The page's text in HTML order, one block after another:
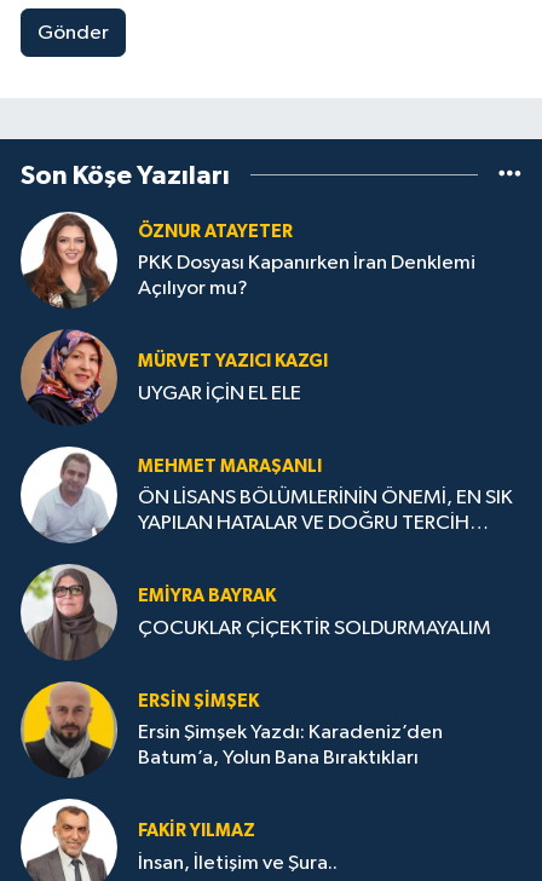
Gönder
Son Köşe Yazıları
ÖZNUR ATAYETER
PKK Dosyası Kapanırken İran Denklemi
Açılıyor mu?
MÜRVET YAZICI KAZGI
UYGAR İÇİN EL ELE
MEHMET MARAŞANLI
ÖN LİSANS BÖLÜMLERİNİN ÖNEMİ, EN SIK
YAPILAN HATALAR VE DOĞRU TERCİH
EMIYRA BAYRAK
ÇOCUKLAR ÇİÇEKTİR SOLDURMAYALIM
ERSIN ŞIMŞEK
Ersin Şimşek Yazdı: Karadeniz’den
Batum’a, Yolun Bana Bıraktıkları
FAKIR YILMAZ
İnsan, İletişim ve Şura..